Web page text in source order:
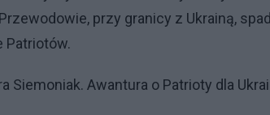
przy granicy z Ukrainą,
Patriotów.
Siemoniak. Awantura o Patrioty dla